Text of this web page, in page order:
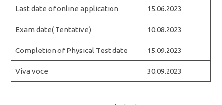
Last date of online application 15.06.2023
Exam date( Tentative) 10.08.2023
Completion of Physical Test date 15.09.2023
Viva voce 30.09.2023